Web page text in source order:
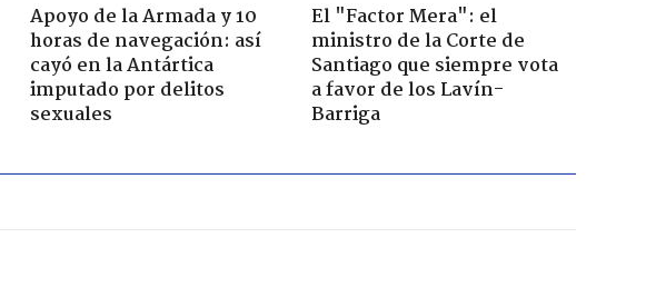
Apoyo de la Armada y 10
horas de navegación: así
cayó en la Antártica
imputado por delitos
sexuales
El "Factor Mera": el
ministro de la Corte de
Santiago que siempre vota
a favor de los Lavín-
Barriga